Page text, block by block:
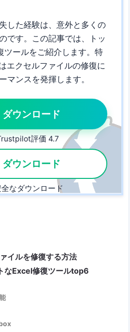
した経験は、意外と多くの
です。この記事では、トッ
ツールをご紹介します。特
エクセルファイルの修復に
マンスを発揮します。
ダウンロード
評価 4.7
ダウンロード
なダウンロード
イルを修復する方法
なExcel修復ツールtop6